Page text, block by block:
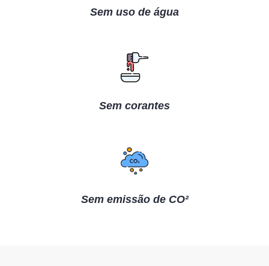
Sem uso de água
Sem corantes
Sem emissão de CO²